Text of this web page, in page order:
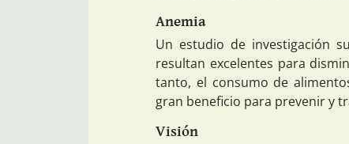
Anemia
Un estudio de investigación
resultan excelentes para
tanto, el consumo de
gran beneficio para prevenir y
Visión